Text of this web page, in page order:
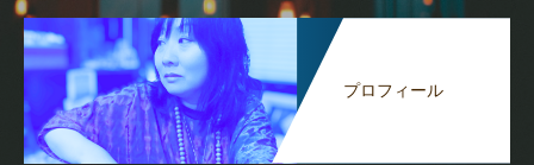
プロフィール